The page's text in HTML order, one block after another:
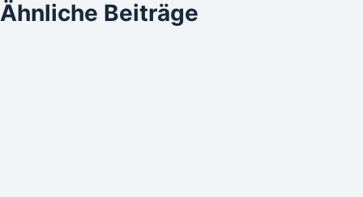
Ähnliche Beiträge